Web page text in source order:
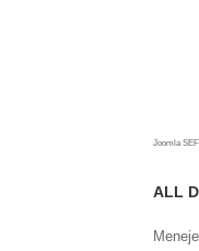
Joomla
ALL